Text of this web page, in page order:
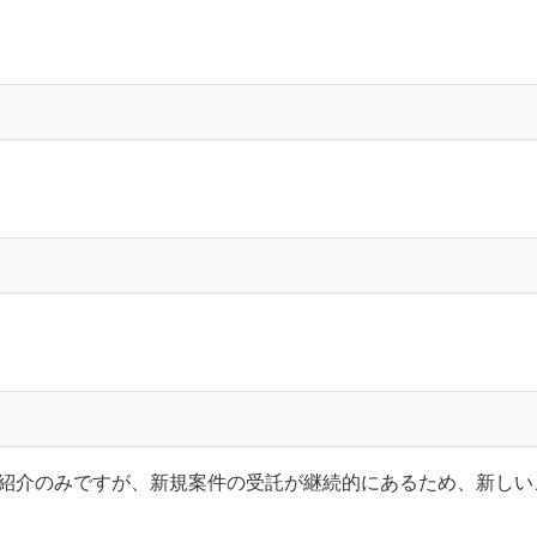
介のみですが、新規案件の受託が継続的にあるため、新し